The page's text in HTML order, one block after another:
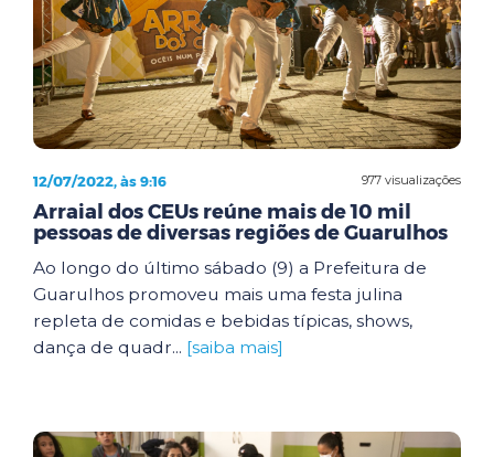
977 visualizações
12/07/2022, às 9:16
Arraial dos CEUs reúne mais de 10 mil
pessoas de diversas regiões de Guarulhos
Ao longo do último sábado (9) a Prefeitura de
Guarulhos promoveu mais uma festa julina
repleta de comidas e bebidas típicas, shows,
dança de quadr... [saiba mais]